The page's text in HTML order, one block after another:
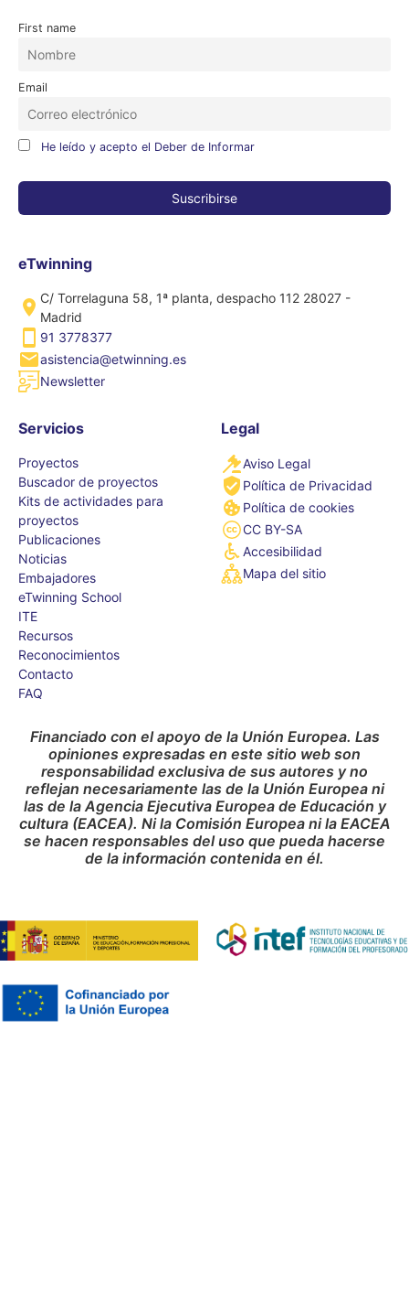
First name
Email
He leído y acepto el Deber de Informar
eTwinning
C/ Torrelaguna 58, 1ª planta, despacho 112 28027 -
Madrid
91 3778377
asistencia@etwinning.es
Newsletter
Servicios
Proyectos
Buscador de proyectos
Kits de actividades para
proyectos
Publicaciones
Noticias
Embajadores
eTwinning School
ITE
Recursos
Reconocimientos
Contacto
FAQ
Legal
Aviso Legal
Política de Privacidad
Política de cookies
CC BY-SA
Accesibilidad
Mapa del sitio
Financiado con el apoyo de la Unión Europea. Las
opiniones expresadas en este sitio web son
responsabilidad exclusiva de sus autores y no
reflejan necesariamente las de la Unión Europea ni
las de la Agencia Ejecutiva Europea de Educación y
cultura (EACEA). Ni la Comisión Europea ni la EACEA
se hacen responsables del uso que pueda hacerse
de la información contenida en él.